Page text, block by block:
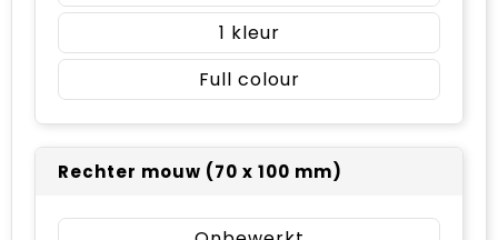
1
Full colour
Rechter mouw (70 x 100 mm)